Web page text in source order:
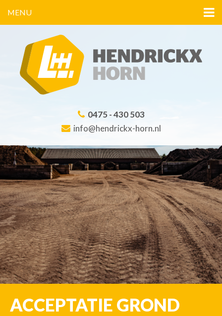
MENU
0475 - 430 503
info@hendrickx-horn.nl
ACCEPTATIE GROND